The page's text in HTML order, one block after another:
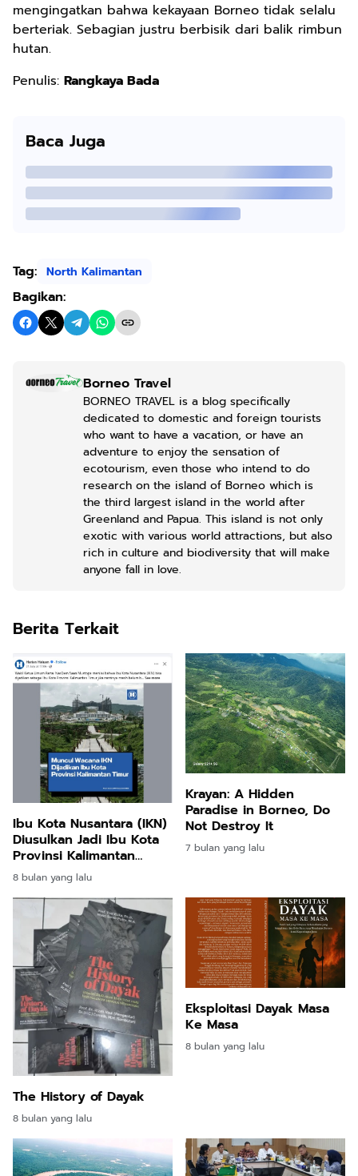
mengingatkan bahwa kekayaan Borneo tidak selalu
berteriak. Sebagian justru berbisik dari balik rimbun
hutan.
Penulis: Rangkaya Bada
Baca Juga
Tag: North Kalimantan
Bagikan:
Borneo Travel
BORNEO TRAVEL is a blog specifically
dedicated to domestic and foreign tourists
who want to have a vacation, or have an
adventure to enjoy the sensation of
ecotourism, even those who intend to do
research on the island of Borneo which is
the third largest island in the world after
Greenland and Papua. This island is not only
exotic with various world attractions, but also
rich in culture and biodiversity that will make
anyone fall in love.
Berita Terkait
Ibu Kota Nusantara (IKN)
Diusulkan Jadi Ibu Kota
Provinsi Kalimantan
Timur
8 bulan yang lalu
Krayan: A Hidden
Paradise in Borneo, Do
Not Destroy It
7 bulan yang lalu
The History of Dayak
8 bulan yang lalu
Eksploitasi Dayak Masa
Ke Masa
8 bulan yang lalu